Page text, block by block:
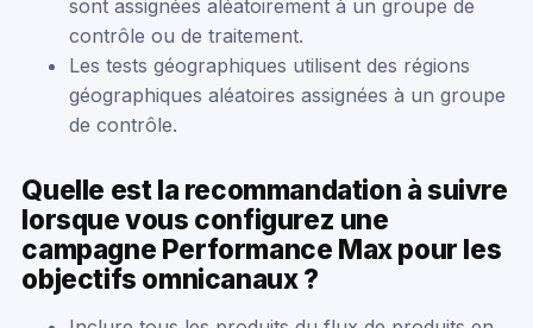
sont assignées aléatoirement à un groupe de
contrôle ou de traitement.
Les tests géographiques utilisent des régions
géographiques aléatoires assignées à un groupe
de contrôle.
Quelle est la recommandation à suivre
lorsque vous configurez une
campagne Performance Max pour les
objectifs omnicanaux ?